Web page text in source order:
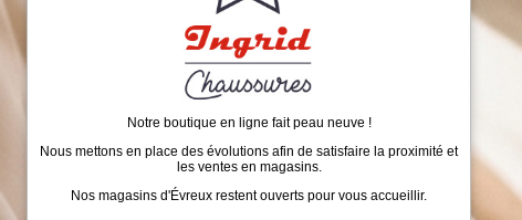
Notre boutique en ligne fait peau neuve !
Nous mettons en place des évolutions afin de satisfaire la proximité et
les ventes en magasins.
Nos magasins d'Évreux restent ouverts pour vous accueillir.